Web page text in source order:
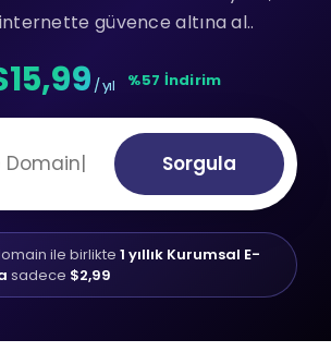
güvence altına al..
/ yıl %57 İndirim
Sorgula
ile birlikte 1 yıllık Kurumsal E-
sadece $2,99